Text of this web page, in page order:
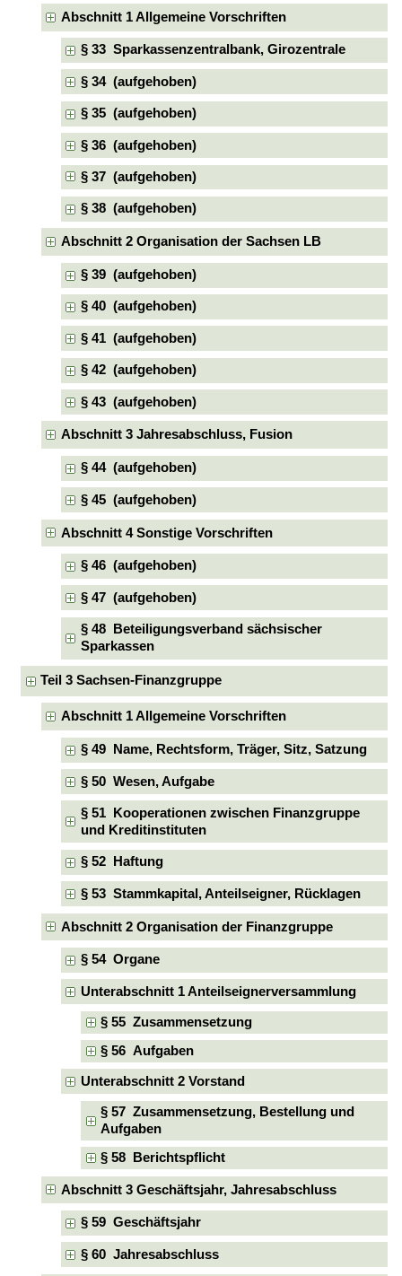
Abschnitt 1 Allgemeine Vorschriften
§ 33 Sparkassenzentralbank, Girozentrale
§ 34 (aufgehoben)
§ 35 (aufgehoben)
§ 36 (aufgehoben)
§ 37 (aufgehoben)
§ 38 (aufgehoben)
Abschnitt 2 Organisation der Sachsen LB
§ 39 (aufgehoben)
§ 40 (aufgehoben)
§ 41 (aufgehoben)
§ 42 (aufgehoben)
§ 43 (aufgehoben)
Abschnitt 3 Jahresabschluss, Fusion
§ 44 (aufgehoben)
§ 45 (aufgehoben)
Abschnitt 4 Sonstige Vorschriften
§ 46 (aufgehoben)
§ 47 (aufgehoben)
§ 48 Beteiligungsverband sächsischer
Sparkassen
Teil 3 Sachsen-Finanzgruppe
Abschnitt 1 Allgemeine Vorschriften
§ 49 Name, Rechtsform, Träger, Sitz, Satzung
§ 50 Wesen, Aufgabe
§ 51 Kooperationen zwischen Finanzgruppe
und Kreditinstituten
§ 52 Haftung
§ 53 Stammkapital, Anteilseigner, Rücklagen
Abschnitt 2 Organisation der Finanzgruppe
§ 54 Organe
Unterabschnitt 1 Anteilseignerversammlung
§ 55 Zusammensetzung
§ 56 Aufgaben
Unterabschnitt 2 Vorstand
§ 57 Zusammensetzung, Bestellung und
Aufgaben
§ 58 Berichtspflicht
Abschnitt 3 Geschäftsjahr, Jahresabschluss
§ 59 Geschäftsjahr
§ 60 Jahresabschluss